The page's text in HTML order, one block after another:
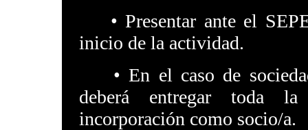
• Presentar ante el
inicio de la actividad.
• En el caso de
deberá entregar toda
incorporación como socio/a.